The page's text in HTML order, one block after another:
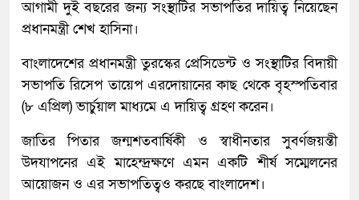
আগামী দুই বছরের জন্য সংস্থাটির সভাপতির দায়িত্ব নিয়েছেন
প্রধানমন্ত্রী শেখ হাসিনা।
বাংলাদেশের প্রধানমন্ত্রী তুরস্কের প্রেসিডেন্ট ও সংস্থাটির বিদায়ী
সভাপতি রিসেপ তায়েপ এরদোয়ানের কাছ থেকে বৃহস্পতিবার
(৮ এপ্রিল) ভার্চুয়াল মাধ্যমে এ দায়িত্ব গ্রহণ করেন।
জাতির পিতার জন্মশতবার্ষিকী ও স্বাধীনতার সুবর্ণজয়ন্তী
উদযাপনের এই মাহেন্দ্রক্ষণে এমন একটি শীর্ষ সম্মেলনের
আয়োজন ও এর সভাপতিত্বও করছে বাংলাদেশ।